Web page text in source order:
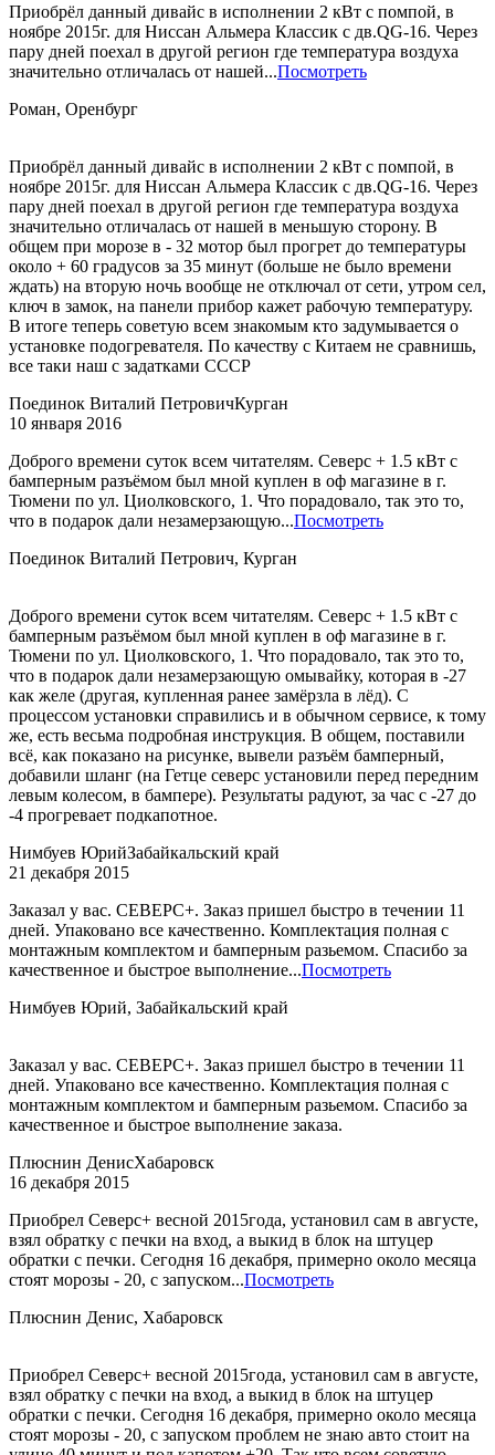
Приобрёл данный дивайс в исполнении 2 кВт с помпой, в
ноябре 2015г. для Ниссан Альмера Классик с дв.QG-16. Через
пару дней поехал в другой регион где температура воздуха
значительно отличалась от нашей...Посмотреть
Роман, Оренбург
Приобрёл данный дивайс в исполнении 2 кВт с помпой, в
ноябре 2015г. для Ниссан Альмера Классик с дв.QG-16. Через
пару дней поехал в другой регион где температура воздуха
значительно отличалась от нашей в меньшую сторону. В
общем при морозе в - 32 мотор был прогрет до температуры
около + 60 градусов за 35 минут (больше не было времени
ждать) на вторую ночь вообще не отключал от сети, утром сел,
ключ в замок, на панели прибор кажет рабочую температуру.
В итоге теперь советую всем знакомым кто задумывается о
установке подогревателя. По качеству с Китаем не сравнишь,
все таки наш с задатками СССР
Поединок Виталий ПетровичКурган
10 января 2016
Доброго времени суток всем читателям. Северс + 1.5 кВт с
бамперным разъёмом был мной куплен в оф магазине в г.
Тюмени по ул. Циолковского, 1. Что порадовало, так это то,
что в подарок дали незамерзающую...Посмотреть
Поединок Виталий Петрович, Курган
Доброго времени суток всем читателям. Северс + 1.5 кВт с
бамперным разъёмом был мной куплен в оф магазине в г.
Тюмени по ул. Циолковского, 1. Что порадовало, так это то,
что в подарок дали незамерзающую омывайку, которая в -27
как желе (другая, купленная ранее замёрзла в лёд). С
процессом установки справились и в обычном сервисе, к тому
же, есть весьма подробная инструкция. В общем, поставили
всё, как показано на рисунке, вывели разъём бамперный,
добавили шланг (на Гетце северс установили перед передним
левым колесом, в бампере). Результаты радуют, за час с -27 до
-4 прогревает подкапотное.
Нимбуев ЮрийЗабайкальский край
21 декабря 2015
Заказал у вас. СЕВЕРС+. Заказ пришел быстро в течении 11
дней. Упаковано все качественно. Комплектация полная с
монтажным комплектом и бамперным разьемом. Спасибо за
качественное и быстрое выполнение...Посмотреть
Нимбуев Юрий, Забайкальский край
Заказал у вас. СЕВЕРС+. Заказ пришел быстро в течении 11
дней. Упаковано все качественно. Комплектация полная с
монтажным комплектом и бамперным разьемом. Спасибо за
качественное и быстрое выполнение заказа.
Плюснин ДенисХабаровск
16 декабря 2015
Приобрел Северс+ весной 2015года, установил сам в августе,
взял обратку с печки на вход, а выкид в блок на штуцер
обратки с печки. Сегодня 16 декабря, примерно около месяца
стоят морозы - 20, с запуском...Посмотреть
Плюснин Денис, Хабаровск
Приобрел Северс+ весной 2015года, установил сам в августе,
взял обратку с печки на вход, а выкид в блок на штуцер
обратки с печки. Сегодня 16 декабря, примерно около месяца
стоят морозы - 20, с запуском проблем не знаю авто стоит на